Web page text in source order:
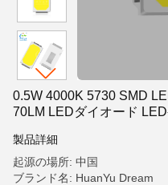
0.5W 4000K 5730 SMD
70LM LEDダイオード
製品詳細
起源の場所: 中国
ブランド名: HuanYu Dream